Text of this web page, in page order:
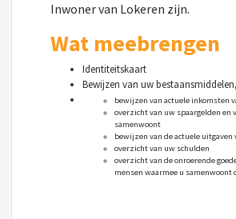
Inwoner van Lokeren zijn.
Wat meebrengen
Identiteitskaart
Bewijzen van uw
bewijzen van actuele inkomsten
overzicht van uw spaargelden en
samenwoont
bewijzen van de actuele uitgaven
overzicht van uw schulden
overzicht van de onroerende
mensen waarmee u samenwoont